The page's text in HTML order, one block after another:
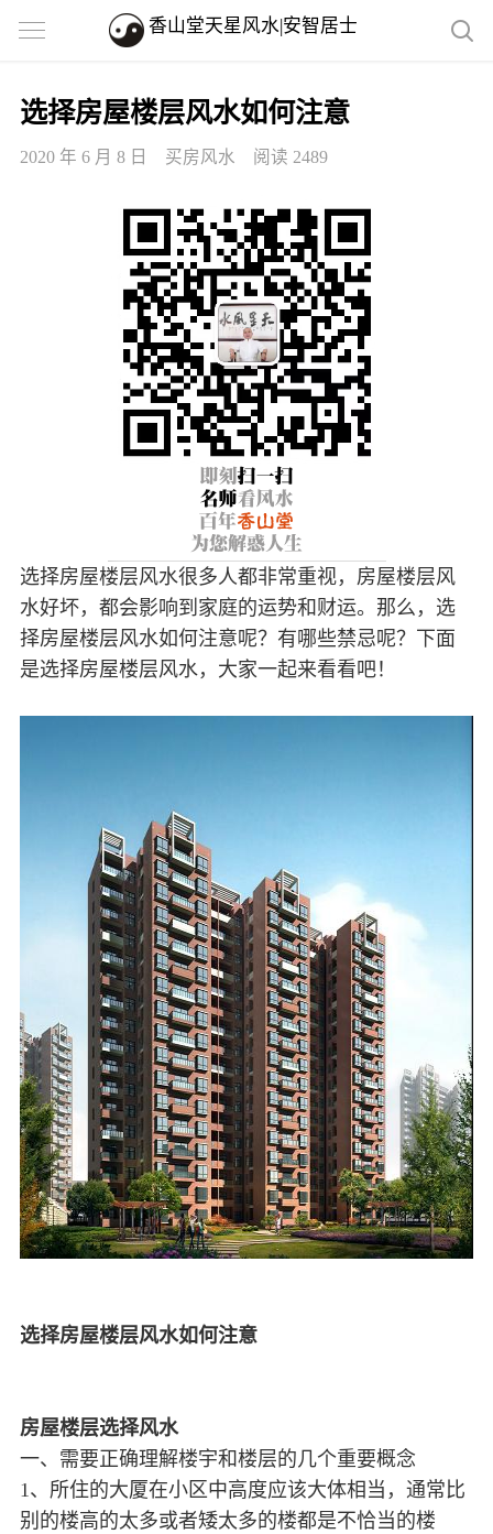
香山堂天星风水|安智居士
选择房屋楼层风水如何注意
2020 年 6 月 8 日 买房风水 阅读 2489
选择房屋楼层风水很多人都非常重视，房屋楼层风
水好坏，都会影响到家庭的运势和财运。那么，选
择房屋楼层风水如何注意呢？有哪些禁忌呢？下面
是选择房屋楼层风水，大家一起来看看吧！
选择房屋楼层风水如何注意
房屋楼层选择风水
一、需要正确理解楼宇和楼层的几个重要概念
1、所住的大厦在小区中高度应该大体相当，通常比
别的楼高的太多或者矮太多的楼都是不恰当的楼